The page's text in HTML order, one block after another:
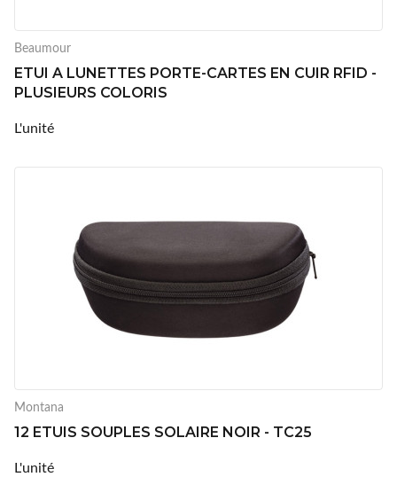
Beaumour
ETUI A LUNETTES PORTE-CARTES EN CUIR RFID -
PLUSIEURS COLORIS
L'unité
Montana
12 ETUIS SOUPLES SOLAIRE NOIR - TC25
L'unité